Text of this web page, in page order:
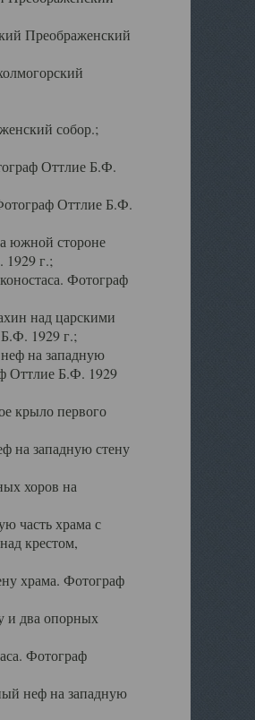
Преображенский
собор.;
Оттлие Б.Ф.
Оттлие Б.Ф.
южной стороне
г.;
Фотограф
над царскими
1929 г.;
на западную
Оттлие Б.Ф. 1929
крыло первого
на западную стену
хоров на
часть храма с
крестом,
храма. Фотограф
и два опорных
Фотограф
неф на западную